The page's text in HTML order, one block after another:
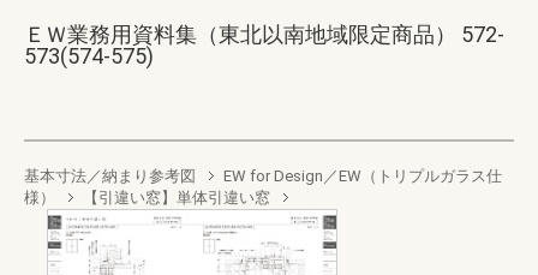
ＥＷ業務用資料集（東北以南地域限定商品） 572-
573(574-575)
基本寸法／納まり参考図
EW for Design／EW（トリプルガラス仕
様）
【引違い窓】単体引違い窓